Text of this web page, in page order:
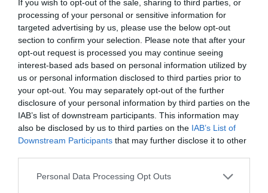
If you wish to opt-out of the sale, sharing to third parties, or
processing of your personal or sensitive information for
targeted advertising by us, please use the below opt-out
section to confirm your selection. Please note that after your
opt-out request is processed you may continue seeing
interest-based ads based on personal information utilized by
us or personal information disclosed to third parties prior to
your opt-out. You may separately opt-out of the further
disclosure of your personal information by third parties on the
IAB’s list of downstream participants. This information may
also be disclosed by us to third parties on the IAB’s List of
Downstream Participants that may further disclose it to other
Please note that this website/app uses one or more Google
Personal Data Processing Opt Outs
la mezcla de yemas. Mezcla con la varilla para
lograr una mezcla homogénea, no debes
remover o batir en exceso, solo hasta integrar.
A partir de aquí, incorpora poco a poco el resto
de merengue con ayuda de una espátula de
silicona. Realiza movimientos suaves y
envolventes.